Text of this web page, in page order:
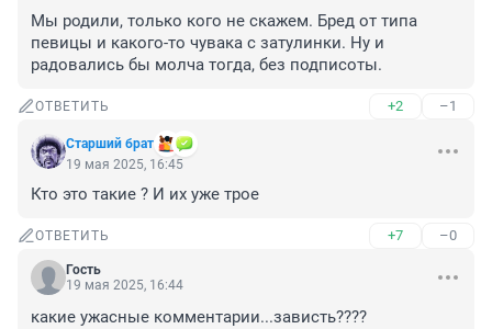
Мы родили, только кого не скажем. Бред от типа
певицы и какого-то чувака с затулинки. Ну и
радовались бы молча тогда, без подписоты.
ОТВЕТИТЬ +2 –1
Старший брат
19 мая 2025, 16:45
Кто это такие ? И их уже трое
ОТВЕТИТЬ +7 –0
Гость
19 мая 2025, 16:44
какие ужасные комментарии...зависть????